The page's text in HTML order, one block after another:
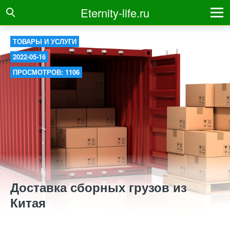
Eternity-life.ru
ТОВАРЫ И УСЛУГИ
2022-05-16
ПРОСМОТРОВ: 1106
Доставка сборных грузов из
Китая